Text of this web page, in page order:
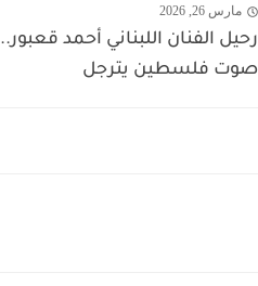
مارس 26, 2026
رحيل الفنان اللبناني أحمد قعبور..
صوت فلسطين يترجل